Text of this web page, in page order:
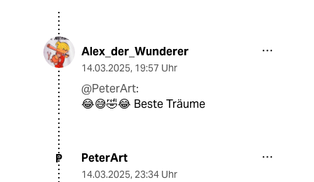
Alex_der_Wunderer
14.03.2025, 19:57 Uhr
@PeterArt:
😂😅🤣😂 Beste Träume
P PeterArt
14.03.2025, 23:34 Uhr